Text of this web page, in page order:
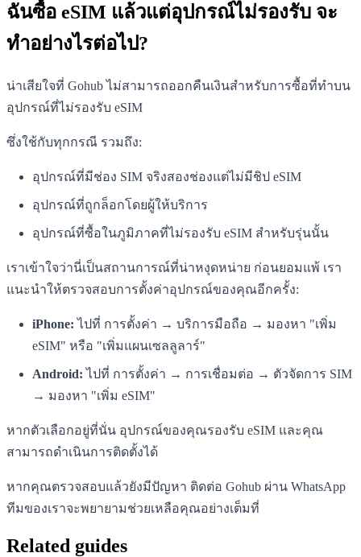
ฉันซื้อ eSIM แล้วแต่อุปกรณ์ไม่รองรับ จะ
ทำอย่างไรต่อไป?
น่าเสียใจที่ Gohub ไม่สามารถออกคืนเงินสำหรับการซื้อที่ทำบน
อุปกรณ์ที่ไม่รองรับ eSIM
ซึ่งใช้กับทุกกรณี รวมถึง:
อุปกรณ์ที่มีช่อง SIM จริงสองช่องแต่ไม่มีชิป eSIM
อุปกรณ์ที่ถูกล็อกโดยผู้ให้บริการ
อุปกรณ์ที่ซื้อในภูมิภาคที่ไม่รองรับ eSIM สำหรับรุ่นนั้น
เราเข้าใจว่านี่เป็นสถานการณ์ที่น่าหงุดหน่าย ก่อนยอมแพ้ เรา
แนะนำให้ตรวจสอบการตั้งค่าอุปกรณ์ของคุณอีกครั้ง:
iPhone: ไปที่ การตั้งค่า → บริการมือถือ → มองหา "เพิ่ม
eSIM" หรือ "เพิ่มแผนเซลลูลาร์"
Android: ไปที่ การตั้งค่า → การเชื่อมต่อ → ตัวจัดการ SIM
→ มองหา "เพิ่ม eSIM"
หากตัวเลือกอยู่ที่นั่น อุปกรณ์ของคุณรองรับ eSIM และคุณ
สามารถดำเนินการติดตั้งได้
หากคุณตรวจสอบแล้วยังมีปัญหา ติดต่อ Gohub ผ่าน WhatsApp
ทีมของเราจะพยายามช่วยเหลือคุณอย่างเต็มที่
Related guides